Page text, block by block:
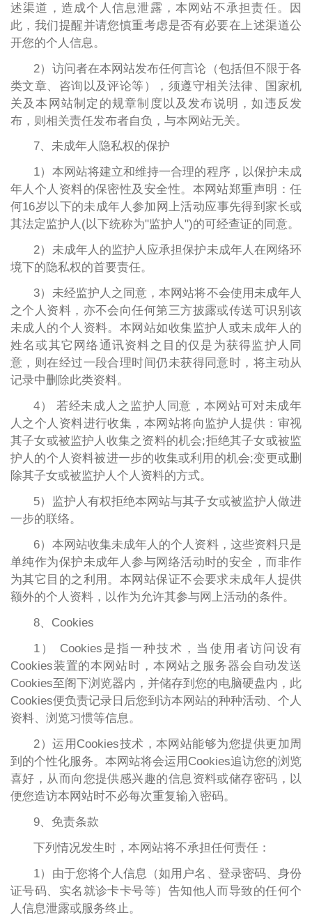
述渠道，造成个人信息泄露，本网站不承担责任。因
此，我们提醒并请您慎重考虑是否有必要在上述渠道公
开您的个人信息。
2）访问者在本网站发布任何言论（包括但不限于各
类文章、咨询以及评论等），须遵守相关法律、国家机
关及本网站制定的规章制度以及发布说明，如违反发
布，则相关责任发布者自负，与本网站无关。
7、未成年人隐私权的保护
1）本网站将建立和维持一合理的程序，以保护未成
年人个人资料的保密性及安全性。本网站郑重声明：任
何16岁以下的未成年人参加网上活动应事先得到家长或
其法定监护人(以下统称为"监护人")的可经查证的同意。
2）未成年人的监护人应承担保护未成年人在网络环
境下的隐私权的首要责任。
3）未经监护人之同意，本网站将不会使用未成年人
之个人资料，亦不会向任何第三方披露或传送可识别该
未成人的个人资料。本网站如收集监护人或未成年人的
姓名或其它网络通讯资料之目的仅是为获得监护人同
意，则在经过一段合理时间仍未获得同意时，将主动从
记录中删除此类资料。
4） 若经未成人之监护人同意，本网站可对未成年
人之个人资料进行收集，本网站将向监护人提供：审视
其子女或被监护人收集之资料的机会;拒绝其子女或被监
护人的个人资料被进一步的收集或利用的机会;变更或删
除其子女或被监护人个人资料的方式。
5）监护人有权拒绝本网站与其子女或被监护人做进
一步的联络。
6）本网站收集未成年人的个人资料，这些资料只是
单纯作为保护未成年人参与网络活动时的安全，而非作
为其它目的之利用。本网站保证不会要求未成年人提供
额外的个人资料，以作为允许其参与网上活动的条件。
8、Cookies
1） Cookies是指一种技术，当使用者访问设有
Cookies装置的本网站时，本网站之服务器会自动发送
Cookies至阁下浏览器内，并储存到您的电脑硬盘内，此
Cookies便负责记录日后您到访本网站的种种活动、个人
资料、浏览习惯等信息。
2）运用Cookies技术，本网站能够为您提供更加周
到的个性化服务。本网站将会运用Cookies追访您的浏览
喜好，从而向您提供感兴趣的信息资料或储存密码，以
便您造访本网站时不必每次重复输入密码。
9、免责条款
下列情况发生时，本网站将不承担任何责任：
1）由于您将个人信息（如用户名、登录密码、身份
证号码、实名就诊卡卡号等）告知他人而导致的任何个
人信息泄露或服务终止。